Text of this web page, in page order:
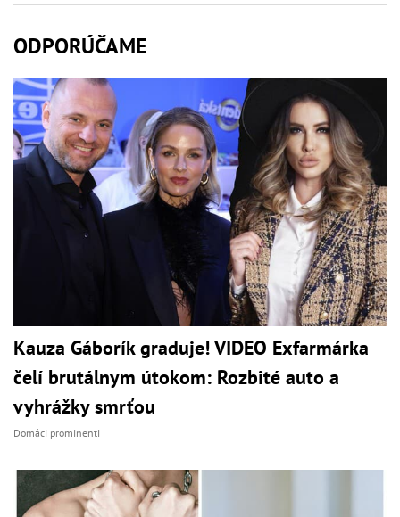
ODPORÚČAME
Kauza Gáborík graduje! VIDEO Exfarmárka
čelí brutálnym útokom: Rozbité auto a
vyhrážky smrťou
Domáci prominenti